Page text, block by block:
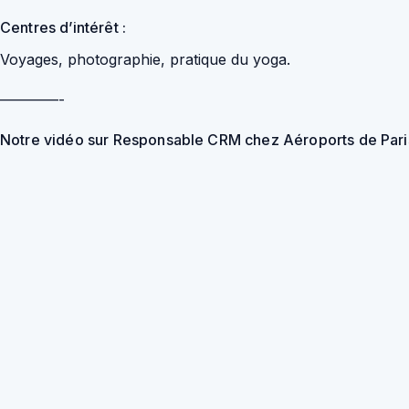
Centres d’intérêt :
Voyages, photographie, pratique du yoga.
————-
Notre vidéo sur Responsable CRM chez Aéroports de